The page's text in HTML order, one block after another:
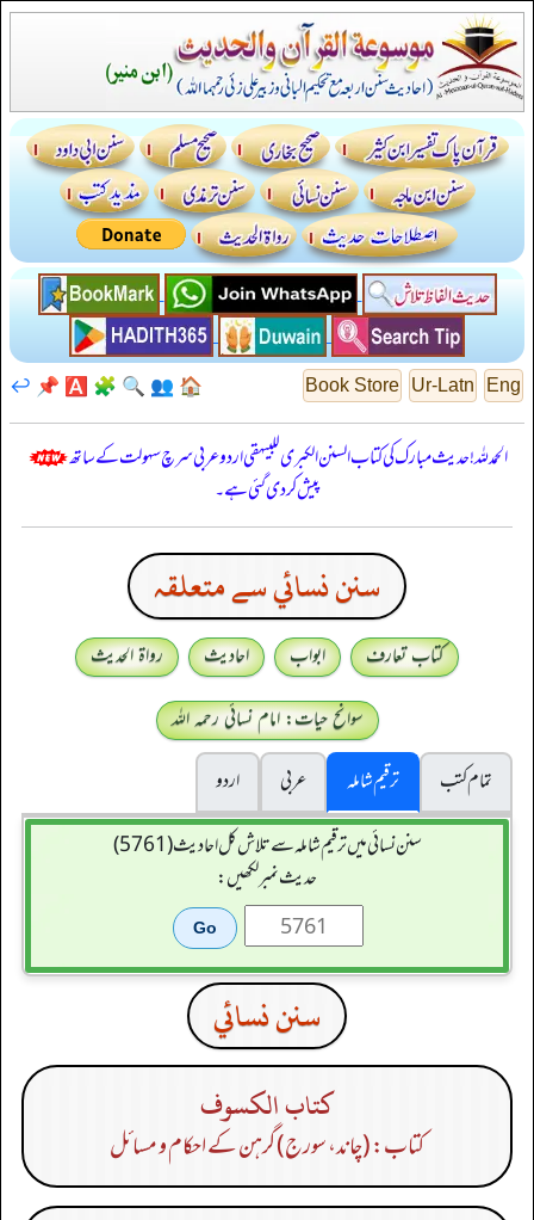
Eng
Ur-Latn
Book Store
🏠
👥
🔍
🧩
🅰️
📌
↩️
الحمدللہ! حدیث مبارک کی کتاب السنن الكبرى للبيهقي اردو عربی سرچ سہولت کے ساتھ
پیش کر دی گئی ہے۔
سنن نسائي سے متعلقہ
کتاب تعارف ابواب احادیث
رواۃ الحدیث
سوانح حیات: امام نسائی رحمہ اللہ
تمام کتب
ترقیم شاملہ عربی
اردو
سنن نسائی میں ترقیم شاملہ سے تلاش کل احادیث (5761)
حدیث نمبر لکھیں:
سنن نسائي
كتاب الكسوف
کتاب: (چاند، سورج) گرہن کے احکام و مسائل